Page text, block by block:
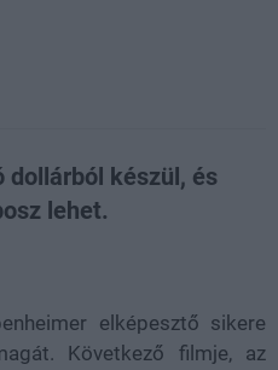
dollárból készül, és
lehet.
elképesztő sikere
Következő filmje, az